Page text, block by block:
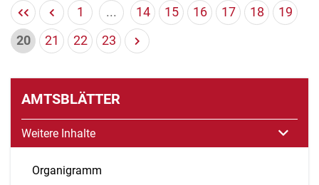
1 ... 14 15 16 17 18
19
20
21 22 23
AMTSBLÄTTER
Weitere Inhalte
Organigramm